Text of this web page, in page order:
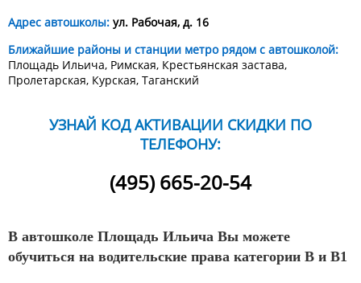
Адрес автошколы: ул. Рабочая, д. 16
Ближайшие районы и станции метро рядом с автошколой:
Площадь Ильича, Римская, Крестьянская застава,
Пролетарская, Курская, Таганский
УЗНАЙ КОД АКТИВАЦИИ СКИДКИ ПО
ТЕЛЕФОНУ:
(495) 665-20-54
В автошколе Площадь Ильича Вы можете
обучиться на водительские права категории B и B1